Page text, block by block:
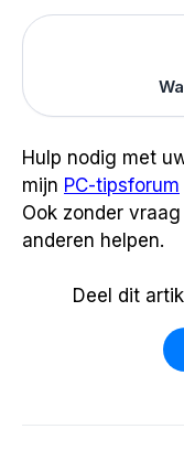
Hulp nodig met
mijn PC-tipsforum
Ook zonder
anderen helpen.
Deel dit